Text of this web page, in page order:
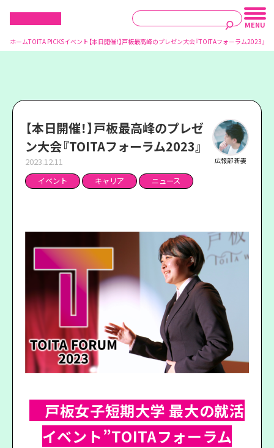
ホームTOITA PICKSイベント 【本日開催！】戸板最高峰のプレゼン大会『TOITAフォーラム2023』
【本日開催！】戸板最高峰のプレゼ
ン大会『TOITAフォーラム2023』
2023.12.11
イベント キャリア ニュース
広報部 新妻
戸板女子短期大学 最大の就活
イベント”TOITAフォーラム